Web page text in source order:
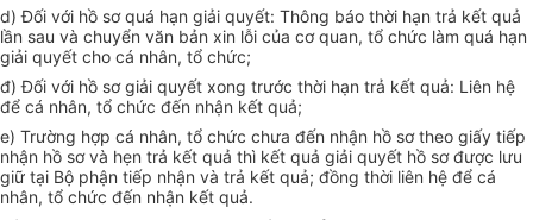
d) Đối với hồ sơ quá hạn giải quyết: Thông báo thời hạn trả kết quả
lần sau và chuyển văn bản xin lỗi của cơ quan, tổ chức làm quá hạn
giải quyết cho cá nhân, tổ chức;
đ) Đối với hồ sơ giải quyết xong trước thời hạn trả kết quả: Liên hệ
để cá nhân, tổ chức đến nhận kết quả;
e) Trường hợp cá nhân, tổ chức chưa đến nhận hồ sơ theo giấy tiếp
nhận hồ sơ và hẹn trả kết quả thì kết quả giải quyết hồ sơ được lưu
giữ tại Bộ phận tiếp nhận và trả kết quả; đồng thời liên hệ để cá
nhân, tổ chức đến nhận kết quả.